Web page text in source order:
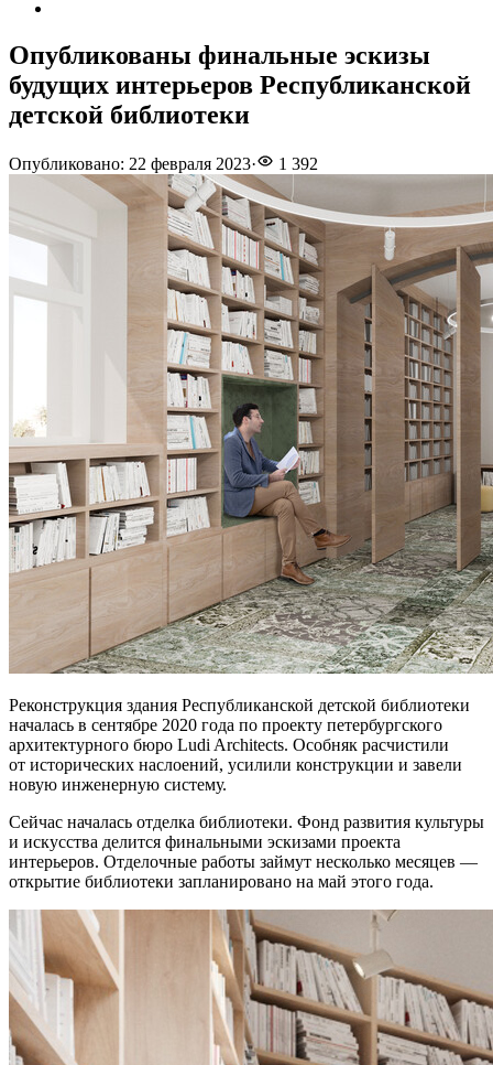
Опубликованы финальные эскизы
будущих интерьеров Республиканской
детской библиотеки
Опубликовано: 22 февраля 2023· 1 392
Реконструкция здания Республиканской детской библиотеки
началась в сентябре 2020 года по проекту петербургского
архитектурного бюро Ludi Architects. Особняк расчистили
от исторических наслоений, усилили конструкции и завели
новую инженерную систему.
Сейчас началась отделка библиотеки. Фонд развития культуры
и искусства делится финальными эскизами проекта
интерьеров. Отделочные работы займут несколько месяцев —
открытие библиотеки запланировано на май этого года.